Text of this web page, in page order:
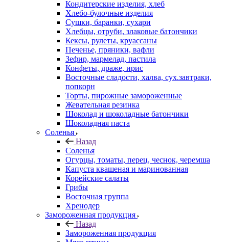
Кондитерские изделия, хлеб
Хлебо-булочные изделия
Сушки, баранки, сухари
Хлебцы, отруби, злаковые батончики
Кексы, рулеты, круассаны
Печенье, пряники, вафли
Зефир, мармелад, пастила
Конфеты, драже, ирис
Восточные сладости, халва, сух.завтраки,
попкорн
Торты, пирожные замороженные
Жевательная резинка
Шоколад и шоколадные батончики
Шоколадная паста
Соленья
Назад
Соленья
Огурцы, томаты, перец, чеснок, черемша
Капуста квашеная и маринованная
Корейские салаты
Грибы
Восточная группа
Хренодер
Замороженная продукция
Назад
Замороженная продукция